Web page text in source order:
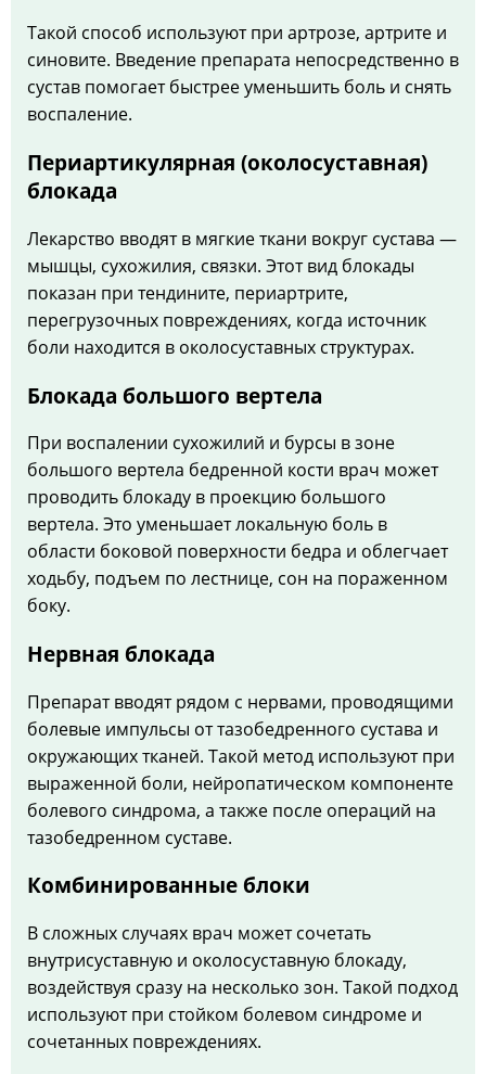
Такой способ используют при артрозе, артрите и
синовите. Введение препарата непосредственно в
сустав помогает быстрее уменьшить боль и снять
воспаление.
Периартикулярная (околосуставная)
блокада
Лекарство вводят в мягкие ткани вокруг сустава —
мышцы, сухожилия, связки. Этот вид блокады
показан при тендините, периартрите,
перегрузочных повреждениях, когда источник
боли находится в околосуставных структурах.
Блокада большого вертела
При воспалении сухожилий и бурсы в зоне
большого вертела бедренной кости врач может
проводить блокаду в проекцию большого
вертела. Это уменьшает локальную боль в
области боковой поверхности бедра и облегчает
ходьбу, подъем по лестнице, сон на пораженном
боку.
Нервная блокада
Препарат вводят рядом с нервами, проводящими
болевые импульсы от тазобедренного сустава и
окружающих тканей. Такой метод используют при
выраженной боли, нейропатическом компоненте
болевого синдрома, а также после операций на
тазобедренном суставе.
Комбинированные блоки
В сложных случаях врач может сочетать
внутрисуставную и околосуставную блокаду,
воздействуя сразу на несколько зон. Такой подход
используют при стойком болевом синдроме и
сочетанных повреждениях.